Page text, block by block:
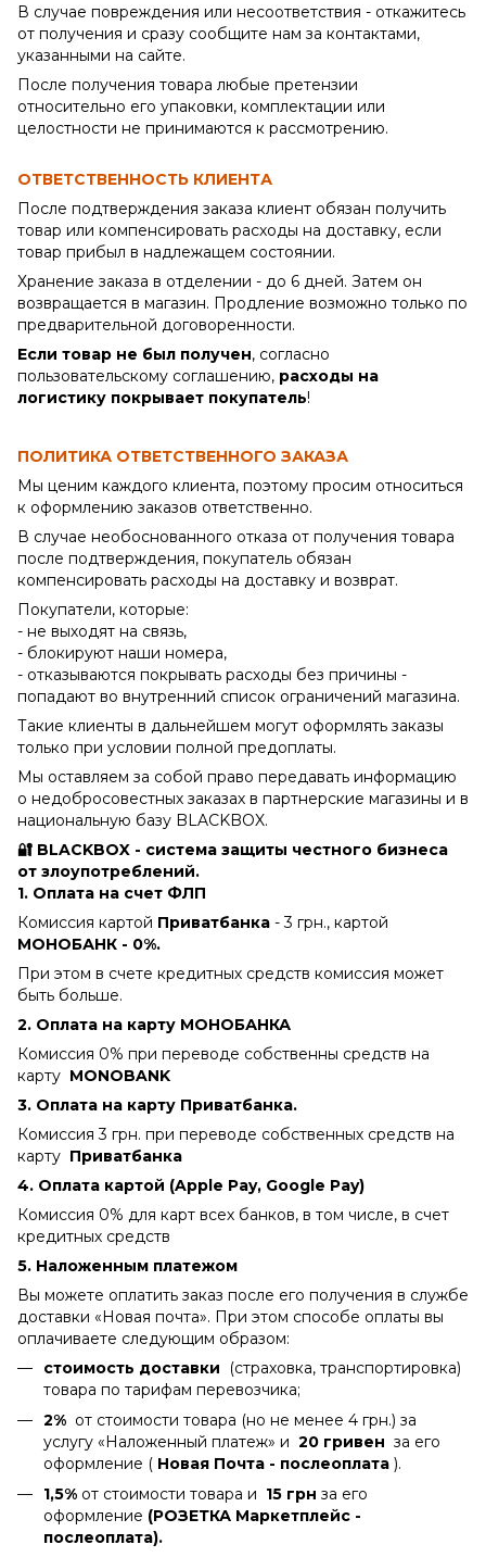
В случае повреждения или несоответствия - откажитесь
от получения и сразу сообщите нам за контактами,
указанными на сайте.
После получения товара любые претензии
относительно его упаковки, комплектации или
целостности не принимаются к рассмотрению.
ОТВЕТСТВЕННОСТЬ КЛИЕНТА
После подтверждения заказа клиент обязан получить
товар или компенсировать расходы на доставку, если
товар прибыл в надлежащем состоянии.
Хранение заказа в отделении - до 6 дней. Затем он
возвращается в магазин. Продление возможно только по
предварительной договоренности.
Если товар не был получен, согласно
пользовательскому соглашению, расходы на
логистику покрывает покупатель!
ПОЛИТИКА ОТВЕТСТВЕННОГО ЗАКАЗА
Мы ценим каждого клиента, поэтому просим относиться
к оформлению заказов ответственно.
В случае необоснованного отказа от получения товара
после подтверждения, покупатель обязан
компенсировать расходы на доставку и возврат.
Покупатели, которые:
- не выходят на связь,
- блокируют наши номера,
- отказываются покрывать расходы без причины -
попадают во внутренний список ограничений магазина.
Такие клиенты в дальнейшем могут оформлять заказы
только при условии полной предоплаты.
Мы оставляем за собой право передавать информацию
о недобросовестных заказах в партнерские магазины и в
национальную базу BLACKBOX.
🔐 BLACKBOX - система защиты честного бизнеса
от злоупотреблений.
1. Оплата на счет ФЛП
Комиссия картой Приватбанка - 3 грн., картой
МОНОБАНК - 0%.
При этом в счете кредитных средств комиссия может
быть больше.
2. Оплата на карту МОНОБАНКА
Комиссия 0% при переводе собственны средств на
карту MONOBANK
3. Оплата на карту Приватбанка.
Комиссия 3 грн. при переводе собственных средств на
карту Приватбанка
4. Оплата картой (Apple Pay, Google Pay)
Комиссия 0% для карт всех банков, в том числе, в счет
кредитных средств
5. Наложенным платежом
Вы можете оплатить заказ после его получения в службе
доставки «Новая почта». При этом способе оплаты вы
оплачиваете следующим образом:
стоимость доставки (страховка, транспортировка)
товара по тарифам перевозчика;
2% от стоимости товара (но не менее 4 грн.) за
услугу «Наложенный платеж» и 20 гривен за его
оформление ( Новая Почта - послеоплата ).
1,5% от стоимости товара и 15 грн за его
оформление (РОЗЕТКА Маркетплейс -
послеоплата).